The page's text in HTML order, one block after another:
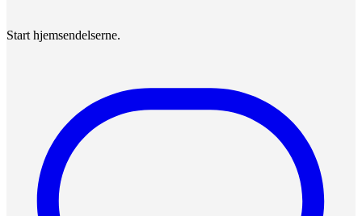
Start hjemsendelserne.